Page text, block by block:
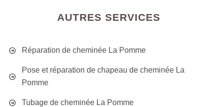
AUTRES SERVICES
Réparation de cheminée La Pomme
Pose et réparation de chapeau de cheminée La
Pomme
Tubage de cheminée La Pomme